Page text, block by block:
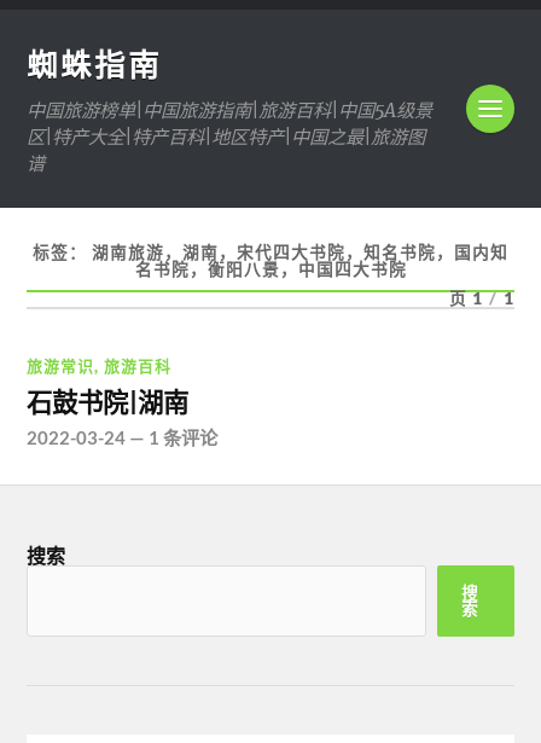
蜘蛛指南
中国旅游榜单|中国旅游指南|旅游百科|中国5A级景
区|特产大全|特产百科|地区特产|中国之最|旅游图
谱
标签： 湖南旅游，湖南，宋代四大书院，知名书院，国内知
名书院，衡阳八景，中国四大书院
页 1 / 1
旅游常识,旅游百科
石鼓书院|湖南
2022-03-24 — 1 条评论
搜索
搜
索